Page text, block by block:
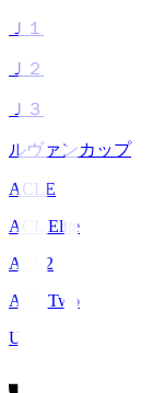
Ｊ１
Ｊ２
Ｊ３
ルヴァンカップ
ACLE
ACL Elite
ACL2
ACL Two
U-21